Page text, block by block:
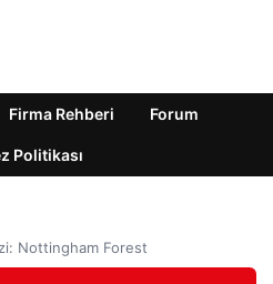
Firma Rehberi Forum
Politikası
Nottingham Forest